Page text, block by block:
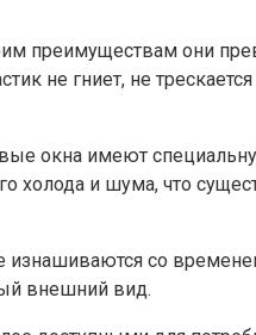
преимуществам они
не гниет, не трескается
окна имеют
холода и шума, что
со
внешний вид.